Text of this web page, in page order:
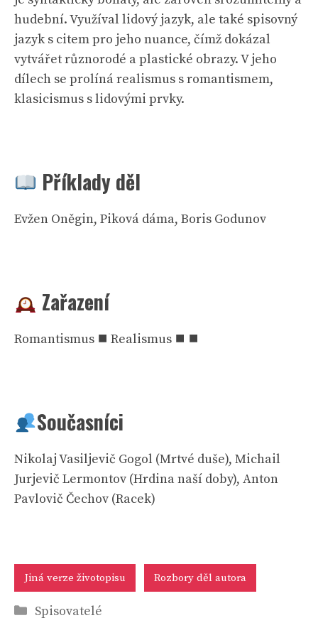
hudební. Využíval lidový jazyk, ale také spisovný
jazyk s citem pro jeho nuance, čímž dokázal
vytvářet různorodé a plastické obrazy. V jeho
dílech se prolíná realismus s romantismem,
klasicismus s lidovými prvky.
Příklady děl
Evžen Oněgin, Piková dáma, Boris Godunov
Zařazení
Romantismus ⯀ Realismus ⯀ ⯀
Současníci
Nikolaj Vasiljevič Gogol (Mrtvé duše), Michail
Jurjevič Lermontov (Hrdina naší doby), Anton
Pavlovič Čechov (Racek)
Jiná verze životopisu Rozbory děl autora
Rubriky
Spisovatelé